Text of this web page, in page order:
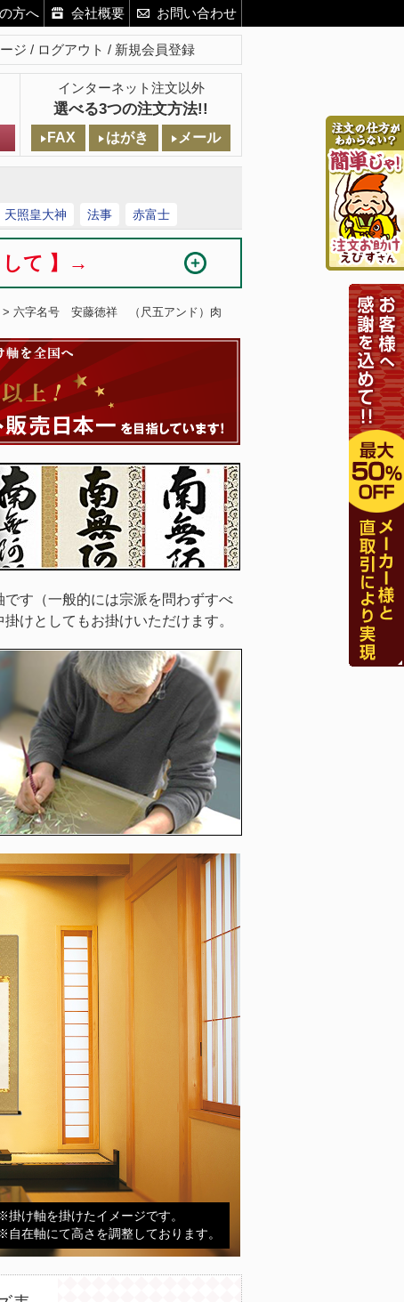
方へ 会社概要 お問い合わせ
ジ ログアウト 新規会員登録
インターネット注文以外
選べる3つの注文方法!!
FAX はがき メール
天照皇大神 法事 赤富士
して 】→
> 六字名号 安藤徳祥 （尺五アンド）肉
す（一般的には宗派を問わずすべ
けとしてもお掛けいただけます。
掛け軸を掛けたイメージです。
自在軸にて高さを調整しております。